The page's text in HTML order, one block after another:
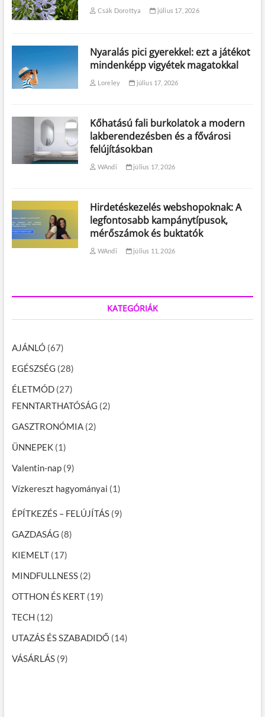
Csák Dorottya július 17, 2026
Nyaralás pici gyerekkel: ezt a játékot
mindenképp vigyétek magatokkal
Loreley július 17, 2026
Kőhatású fali burkolatok a modern
lakberendezésben és a fővárosi
felújításokban
WAndi július 17, 2026
Hirdetéskezelés webshopoknak: A
legfontosabb kampánytípusok,
mérőszámok és buktatók
WAndi július 11, 2026
KATEGÓRIÁK
AJÁNLÓ(67)
EGÉSZSÉG (28)
ÉLETMÓD(27)
FENNTARTHATÓSÁG (2)
GASZTRONÓMIA(2)
ÜNNEPEK(1)
Valentin-nap(9)
Vízkereszt hagyományai (1)
ÉPÍTKEZÉS – FELÚJÍTÁS(9)
GAZDASÁG (8)
KIEMELT(17)
MINDFULLNESS(2)
OTTHON ÉS KERT(19)
TECH (12)
UTAZÁS ÉS SZABADIDŐ (14)
VÁSÁRLÁS(9)